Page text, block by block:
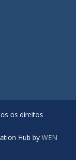
os direitos
Hub by WEN